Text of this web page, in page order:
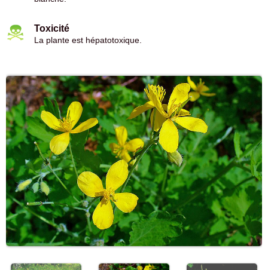
Toxicité
La plante est hépatotoxique.